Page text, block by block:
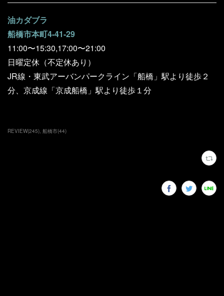
油カダブラ
船橋市本町4-41-29
11:00〜15:30,17:00〜21:00
日曜定休（不定休あり）
JR線・東武アーバンパークライン「船橋」駅より徒歩２
分、京成線「京成船橋」駅より徒歩１分
REVIEW(245) 船橋市(44)